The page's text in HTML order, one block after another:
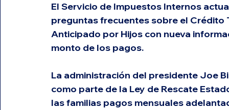
El Servicio de Impuestos Internos
preguntas frecuentes sobre el
Anticipado por Hijos con nueva
monto de los pagos.
La administración del presidente Joe
como parte de la Ley de Rescate
las familias pagos mensuales